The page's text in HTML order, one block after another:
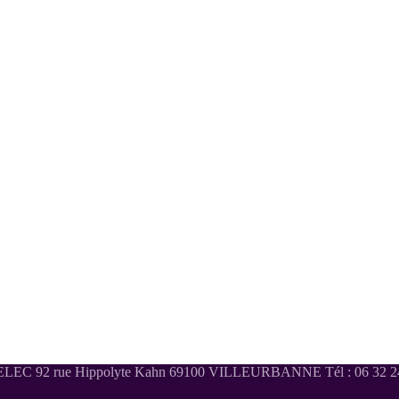
92 rue Hippolyte Kahn 69100 VILLEURBANNE Tél : 06 32